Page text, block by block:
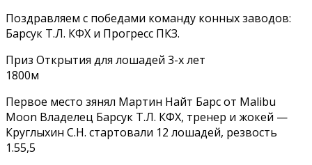
Поздравляем с победами команду конных заводов:
Барсук Т.Л. КФХ и Прогресс ПКЗ.
Приз Открытия для лошадей 3-х лет
1800м
Первое место зянял Мартин Найт Барс от Malibu
Moon Владелец Барсук Т.Л. КФХ, тренер и жокей —
Круглыхин С.Н. стартовали 12 лошадей, резвость
1.55,5